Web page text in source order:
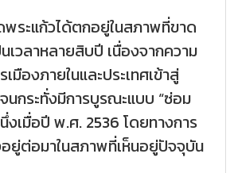
ระแก้วได้ตกอยู่ในสภาพที่ขาด
นเวลาหลายสิบปี เนื่องจากความ
มืองภายในและประเทศเข้าสู่
นกระทั่งมีการบูรณะแบบ “ซ่อม
งเมื่อปี พ.ศ. 2536 โดยทางการ
ยู่ต่อมาในสภาพที่เห็นอยู่ปัจจุบัน